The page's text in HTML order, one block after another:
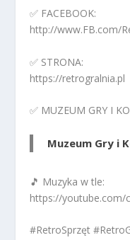
✅ FACEBOOK:
http://www.FB.com/
✅ STRONA:
https://retrogralnia.pl
✅ MUZEUM GRY I
Muzeum Gry i
🎵 Muzyka w tle:
https://youtube.com/
#RetroSprzęt